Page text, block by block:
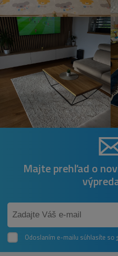
Majte prehľad o
Odoslaním e-mailu súhlasíte so